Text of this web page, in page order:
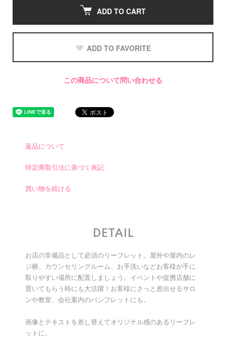
ADD TO CART
ADD TO FAVORITE
この商品について問い合わせる
返品について
特定商取引法に基づく表記
買い物を続ける
DETAIL
お店の常備品として必須のリーフレット。屋外や屋内のレ
ジ横、カウンセリングルーム、お手洗いなどお客様が手に
取りやすい場所に配置しましょう。イベントや提携店舗に
置いてもらう時にも大活躍！お客様にさっと差出せるサロ
ンや教室、会社案内のパンフレットにも。
画像とテキストを差し替えてオリジナル感のあるリーフレ
ットに。